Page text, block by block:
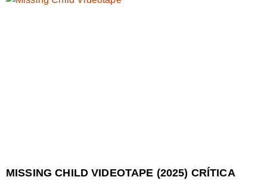
MISSING CHILD VIDEOTAPE (2025) CRÍTICA